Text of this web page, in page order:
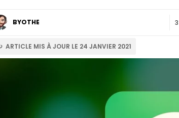
BYOTHE
ARTICLE MIS À JOUR LE 24 JANVIER 2021